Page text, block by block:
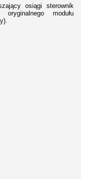
osiągi sterownik
modułu